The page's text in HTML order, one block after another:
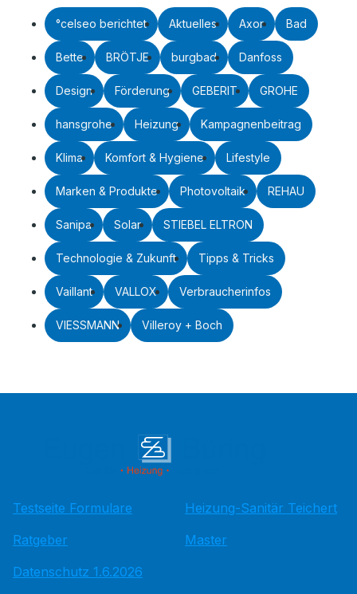
°celseo berichtet Aktuelles Axor Bad
Bette BRÖTJE burgbad Danfoss
Design Förderung GEBERIT GROHE
hansgrohe Heizung Kampagnenbeitrag
Klima Komfort & Hygiene Lifestyle
Marken & Produkte Photovoltaik REHAU
Sanipa Solar STIEBEL ELTRON
Technologie & Zukunft Tipps & Tricks
Vaillant VALLOX Verbraucherinfos
VIESSMANN Villeroy + Boch
Testseite Formulare
Ratgeber
Datenschutz 1.6.2026
Heizung-Sanitär Teichert
Master